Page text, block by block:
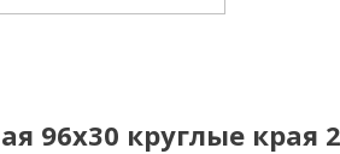
96x30 круглые